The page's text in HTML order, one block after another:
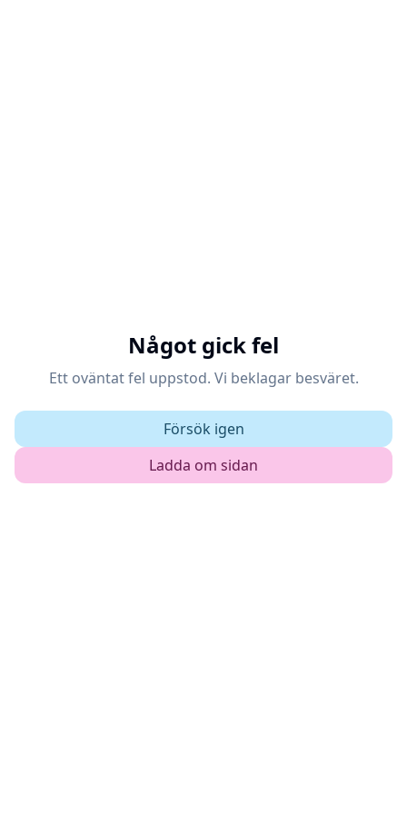
Något gick fel
Ett oväntat fel uppstod. Vi beklagar besväret.
Försök igen
Ladda om sidan